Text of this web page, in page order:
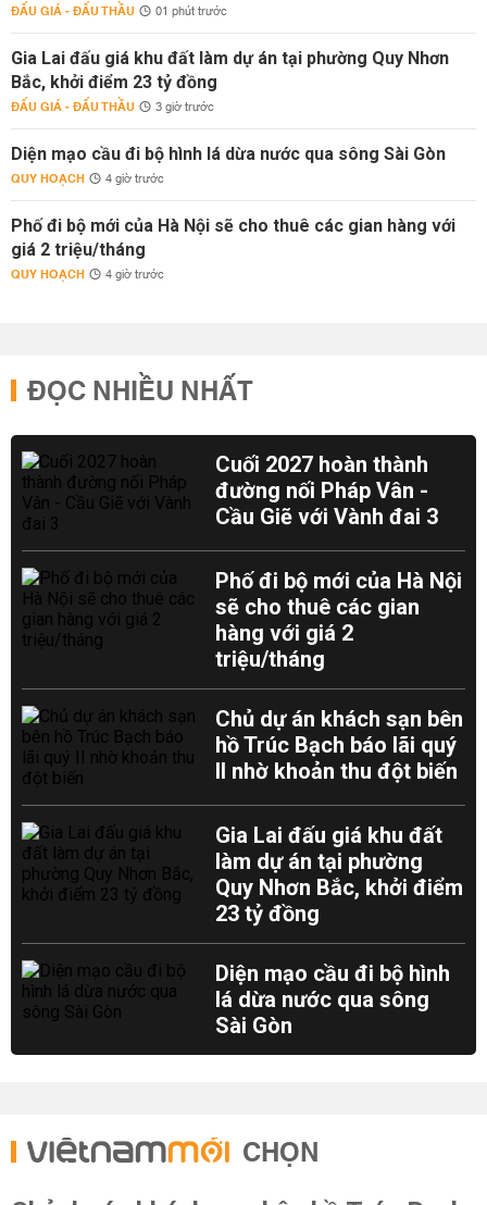
ĐẤU GIÁ - ĐẤU THẦU 01 phút trước
Gia Lai đấu giá khu đất làm dự án tại phường Quy Nhơn
Bắc, khởi điểm 23 tỷ đồng
ĐẤU GIÁ - ĐẤU THẦU 3 giờ trước
Diện mạo cầu đi bộ hình lá dừa nước qua sông Sài Gòn
QUY HOẠCH 4 giờ trước
Phố đi bộ mới của Hà Nội sẽ cho thuê các gian hàng với
giá 2 triệu/tháng
QUY HOẠCH 4 giờ trước
ĐỌC NHIỀU NHẤT
Cuối 2027 hoàn thành
đường nối Pháp Vân -
Cầu Giẽ với Vành đai 3
Phố đi bộ mới của Hà Nội
sẽ cho thuê các gian
hàng với giá 2
triệu/tháng
Chủ dự án khách sạn bên
hồ Trúc Bạch báo lãi quý
II nhờ khoản thu đột biến
Gia Lai đấu giá khu đất
làm dự án tại phường
Quy Nhơn Bắc, khởi điểm
23 tỷ đồng
Diện mạo cầu đi bộ hình
lá dừa nước qua sông
Sài Gòn
CHỌN